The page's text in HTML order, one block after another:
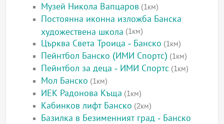
Музей Никола Вапцаров (1км)
Постоянна иконна изложба Банска
художествена школа (1км)
Църква Света Троица - Банско (1км)
Пейнтбол Банско (ИМИ Спортс) (1км)
Пейнтбол за деца - ИМИ Спортс (1км)
Мол Банско (1км)
ИЕК Радонова Къща (1км)
Кабинков лифт Банско (2км)
Базилка в Безименният град - Банско